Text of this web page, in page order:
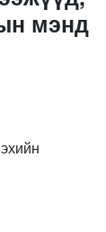
мэнд